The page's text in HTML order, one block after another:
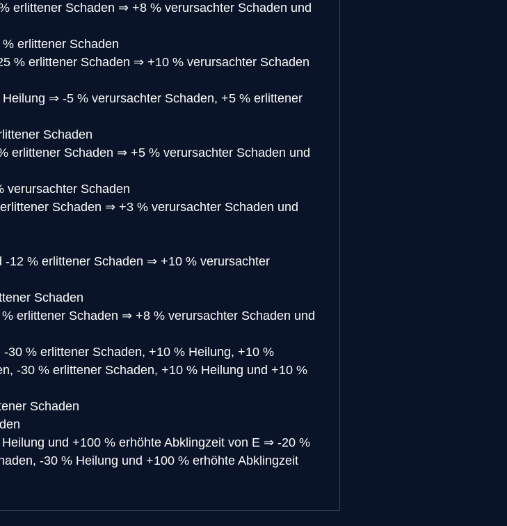
erlittener Schaden ⇒ +8 % verursachter Schaden und
% erlittener Schaden
% erlittener Schaden ⇒ +10 % verursachter Schaden
⇒ -5 % verursachter Schaden, +5 % erlittener
Schaden
erlittener Schaden ⇒ +5 % verursachter Schaden und
verursachter Schaden
Schaden ⇒ +3 % verursachter Schaden und
12 % erlittener Schaden ⇒ +10 % verursachter
Schaden
erlittener Schaden ⇒ +8 % verursachter Schaden und
30 % erlittener Schaden, +10 % Heilung, +10 %
-30 % erlittener Schaden, +10 % Heilung und +10 %
Schaden
und +100 % erhöhte Abklingzeit von E ⇒ -20 %
-30 % Heilung und +100 % erhöhte Abklingzeit